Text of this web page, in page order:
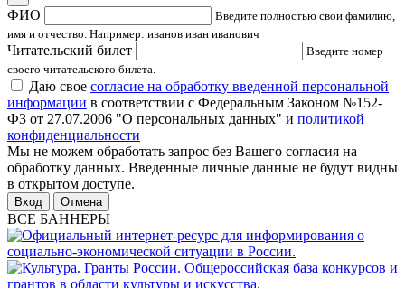
ФИО
Введите полностью свои фамилию,
имя и отчество. Например: иванов иван иванович
Читательский билет
Введите номер
своего читательского билета.
Даю свое согласие на обработку введенной персональной
информации в соответствии с Федеральным Законом №152-
ФЗ от 27.07.2006 "О персональных данных" и политикой
конфиденциальности
Мы не можем обработать запрос без Вашего согласия на
обработку данных. Введенные личные данные не будут видны
в открытом доступе.
Отмена
ВСЕ БАННЕРЫ